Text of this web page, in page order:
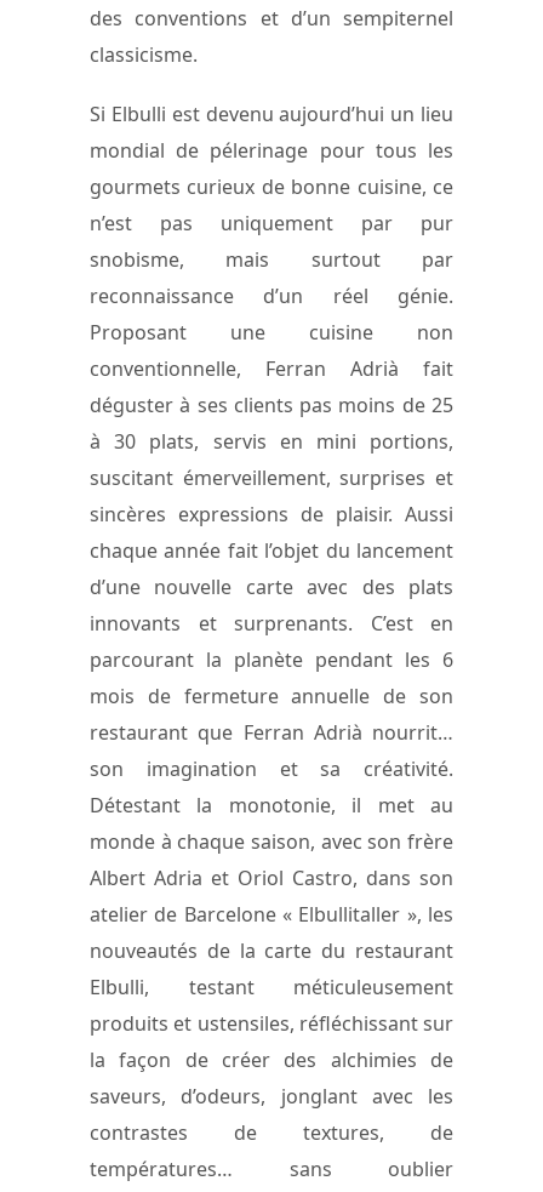
des conventions et d’un sempiternel
classicisme.
Si Elbulli est devenu aujourd’hui un lieu
mondial de pélerinage pour tous les
gourmets curieux de bonne cuisine, ce
n’est pas uniquement par pur
snobisme, mais surtout par
reconnaissance d’un réel génie.
Proposant une cuisine non
conventionnelle, Ferran Adrià fait
déguster à ses clients pas moins de 25
à 30 plats, servis en mini portions,
suscitant émerveillement, surprises et
sincères expressions de plaisir. Aussi
chaque année fait l’objet du lancement
d’une nouvelle carte avec des plats
innovants et surprenants. C’est en
parcourant la planète pendant les 6
mois de fermeture annuelle de son
restaurant que Ferran Adrià nourrit…
son imagination et sa créativité.
Détestant la monotonie, il met au
monde à chaque saison, avec son frère
Albert Adria et Oriol Castro, dans son
atelier de Barcelone « Elbullitaller », les
nouveautés de la carte du restaurant
Elbulli, testant méticuleusement
produits et ustensiles, réfléchissant sur
la façon de créer des alchimies de
saveurs, d’odeurs, jonglant avec les
contrastes de textures, de
températures… sans oublier